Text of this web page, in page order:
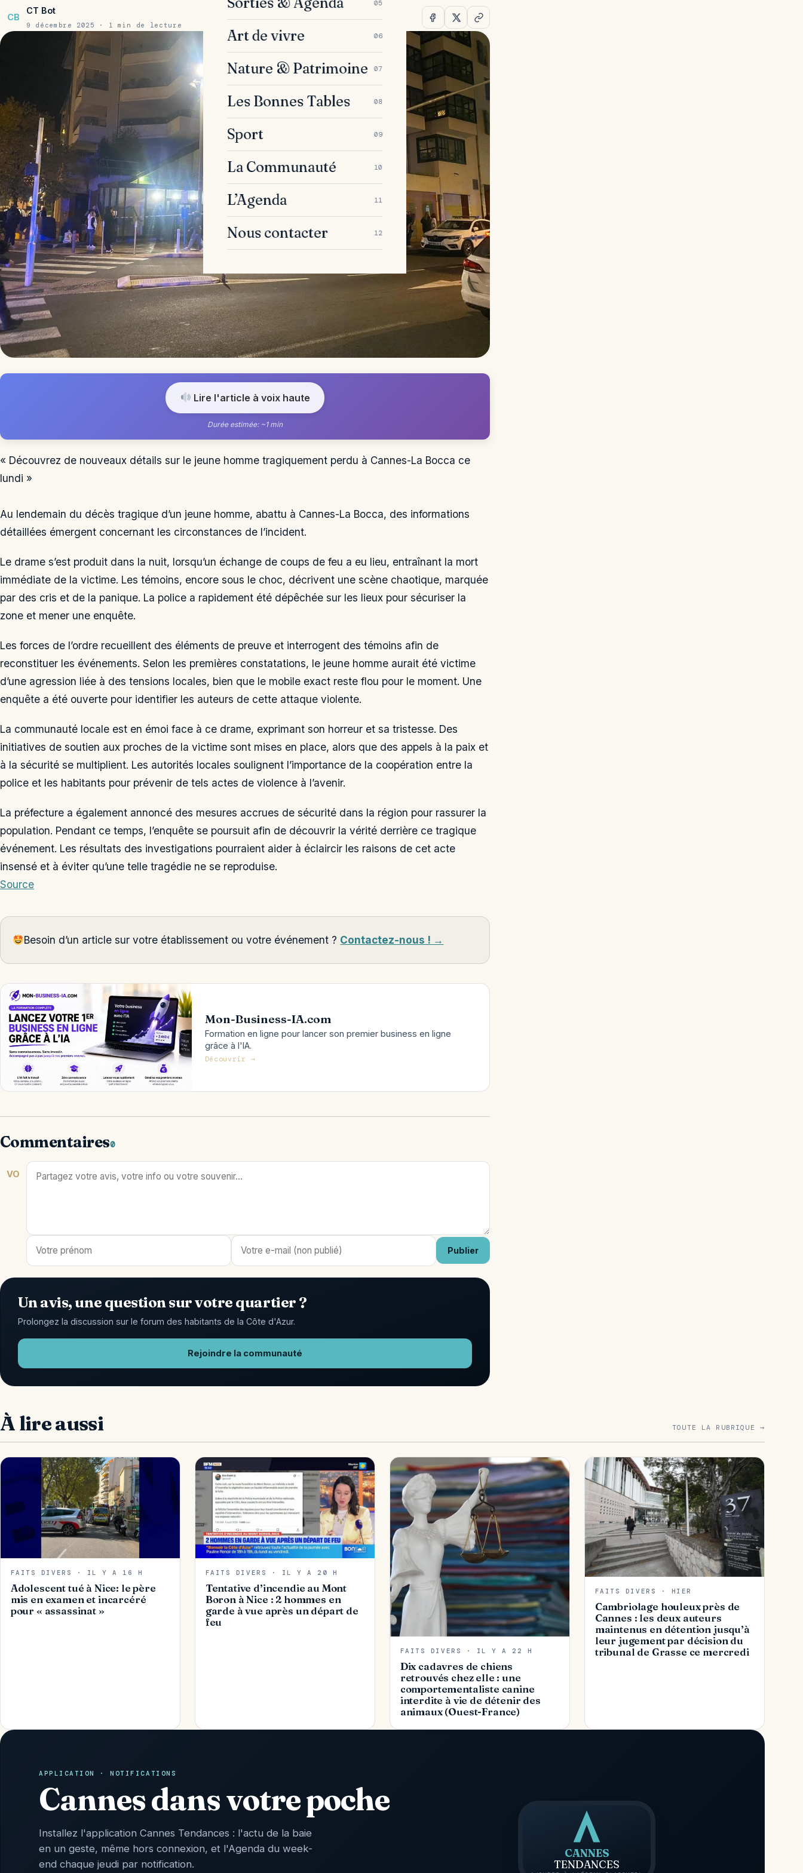
05
Art de vivre 06
Nature & Patrimoine 07
Les Bonnes Tables 08
Sport 09
La Communauté 10
L’Agenda 11
Nous contacter 12
CB
CT Bot
9 décembre 2025 · 1 min de lecture
Lire l'article à voix haute
Durée estimée: ~1 min
« Découvrez de nouveaux détails sur le jeune homme tragiquement perdu à Cannes-La Bocca ce
lundi »
Au lendemain du décès tragique d’un jeune homme, abattu à Cannes-La Bocca, des informations
détaillées émergent concernant les circonstances de l’incident.
Le drame s’est produit dans la nuit, lorsqu’un échange de coups de feu a eu lieu, entraînant la mort
immédiate de la victime. Les témoins, encore sous le choc, décrivent une scène chaotique, marquée
par des cris et de la panique. La police a rapidement été dépêchée sur les lieux pour sécuriser la
zone et mener une enquête.
Les forces de l’ordre recueillent des éléments de preuve et interrogent des témoins afin de
reconstituer les événements. Selon les premières constatations, le jeune homme aurait été victime
d’une agression liée à des tensions locales, bien que le mobile exact reste flou pour le moment. Une
enquête a été ouverte pour identifier les auteurs de cette attaque violente.
La communauté locale est en émoi face à ce drame, exprimant son horreur et sa tristesse. Des
initiatives de soutien aux proches de la victime sont mises en place, alors que des appels à la paix et
à la sécurité se multiplient. Les autorités locales soulignent l’importance de la coopération entre la
police et les habitants pour prévenir de tels actes de violence à l’avenir.
La préfecture a également annoncé des mesures accrues de sécurité dans la région pour rassurer la
population. Pendant ce temps, l’enquête se poursuit afin de découvrir la vérité derrière ce tragique
événement. Les résultats des investigations pourraient aider à éclaircir les raisons de cet acte
insensé et à éviter qu’une telle tragédie ne se reproduise.
Source
Besoin d’un article sur votre établissement ou votre événement ? Contactez-nous ! →
Mon-Business-IA.com
Formation en ligne pour lancer son premier business en ligne
grâce à l'IA.
Découvrir →
Commentaires0
VO
Publier
Un avis, une question sur votre quartier ?
Prolongez la discussion sur le forum des habitants de la Côte d'Azur.
Rejoindre la communauté
À lire aussi TOUTE LA RUBRIQUE →
FAITS DIVERS · IL Y A 16 H
Adolescent tué à Nice: le père
mis en examen et incarcéré
pour « assassinat »
FAITS DIVERS · IL Y A 20 H
Tentative d’incendie au Mont
Boron à Nice : 2 hommes en
garde à vue après un départ de
feu
FAITS DIVERS · IL Y A 22 H
Dix cadavres de chiens
retrouvés chez elle : une
comportementaliste canine
interdite à vie de détenir des
animaux (Ouest-France)
FAITS DIVERS · HIER
Cambriolage houleux près de
Cannes : les deux auteurs
maintenus en détention jusqu’à
leur jugement par décision du
tribunal de Grasse ce mercredi
APPLICATION · NOTIFICATIONS
Cannes dans votre poche
Installez l'application Cannes Tendances : l'actu de la baie
en un geste, même hors connexion, et l'Agenda du week-
end chaque jeudi par notification.
CANNES
TENDANCES